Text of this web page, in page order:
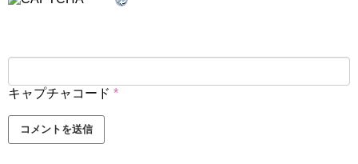
キャプチャコード *